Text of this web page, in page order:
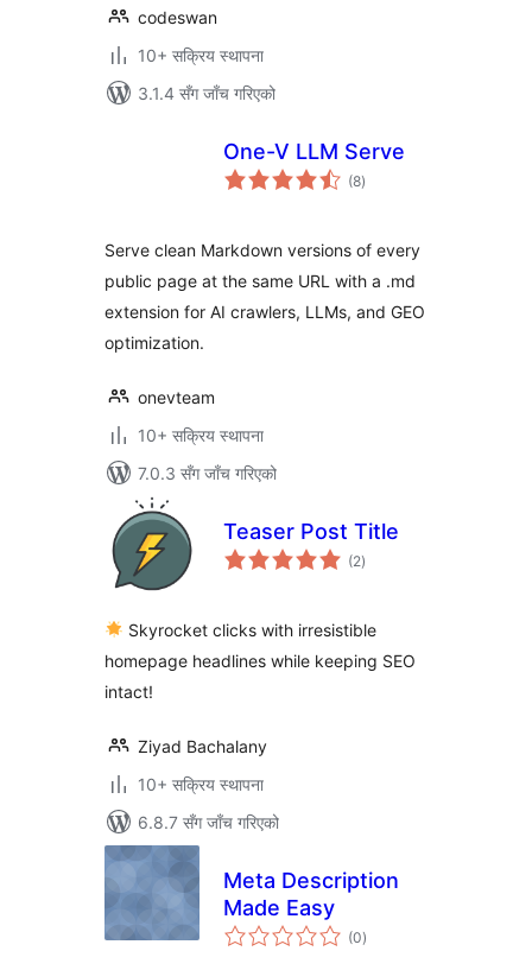
codeswan
10+ सक्रिय स्थापना
3.1.4 सँग जाँच गरिएको
One-V LLM Serve
(8कुल
रेटिङ्गहरू
)
Serve clean Markdown versions of every
public page at the same URL with a .md
extension for AI crawlers, LLMs, and GEO
optimization.
onevteam
10+ सक्रिय स्थापना
7.0.3 सँग जाँच गरिएको
Teaser Post Title
(2कुल
रेटिङ्गहरू
)
Skyrocket clicks with irresistible
homepage headlines while keeping SEO
intact!
Ziyad Bachalany
10+ सक्रिय स्थापना
6.8.7 सँग जाँच गरिएको
Meta Description
Made Easy
(0कुल
रेटिङ्गहरू
)